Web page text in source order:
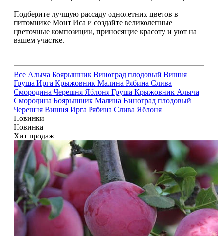
Подберите лучшую рассаду однолетних цветов в
питомнике Монт Иса и создайте великолепные
цветочные композиции, приносящие красоту и уют на
вашем участке.
Все Алыча Боярышник Виноград плодовый Вишня
Груша Ирга Крыжовник Малина Рябина Слива
Смородина Черешня Яблоня Груша Крыжовник Алыча
Смородина Боярышник Малина Виноград плодовый
Черешня Вишня Ирга Рябина Слива Яблоня
Новинки
Новинка
Хит продаж